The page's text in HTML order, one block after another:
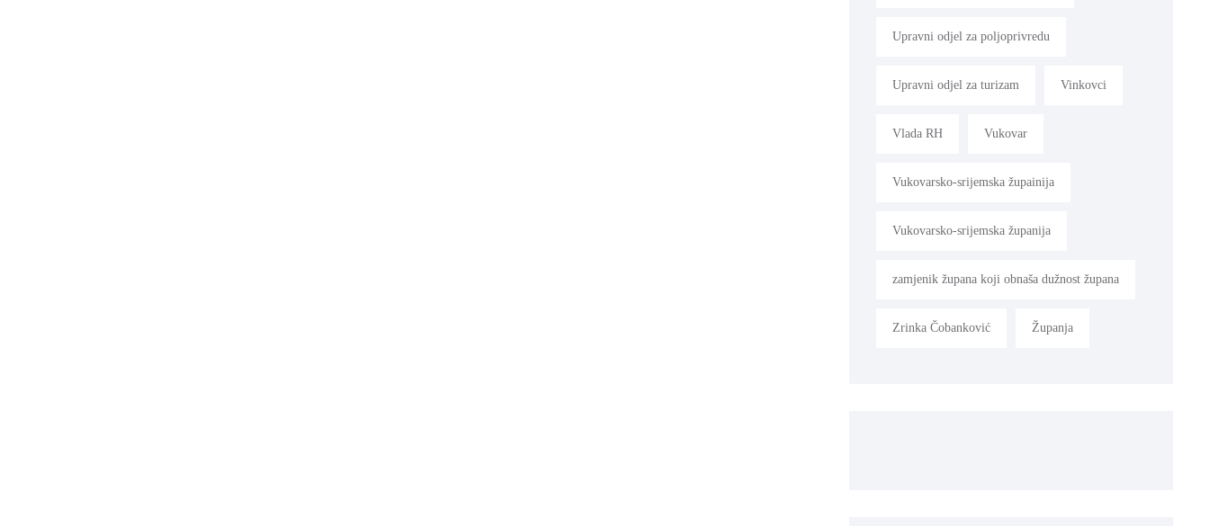
Upravni odjel za poljoprivredu
Upravni odjel za turizam Vinkovci
Vlada RH Vukovar
Vukovarsko-srijemska župainija
Vukovarsko-srijemska županija
zamjenik župana koji obnaša dužnost župana
Zrinka Čobanković Županja